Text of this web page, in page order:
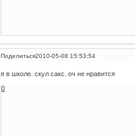
Поделиться2010-05-08 15:53:54
я в школе. скул сакс. оч не нравится
0